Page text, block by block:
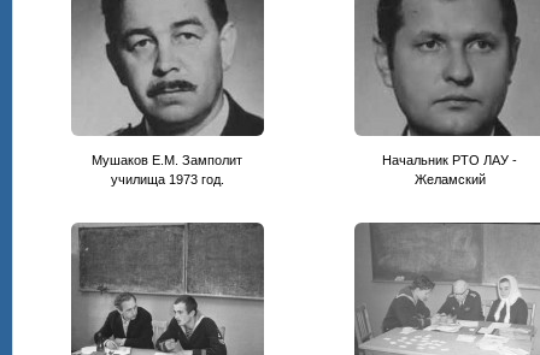
Мушаков Е.М. Замполит
училища 1973 год.
Начальник РТО ЛАУ -
Желамский